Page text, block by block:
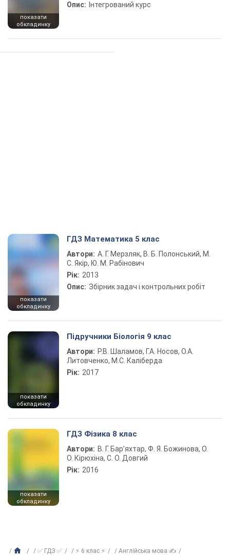
показати
обкладинку
Опис: Інтегрований курс
показати
обкладинку
ГДЗ Математика 5 клас
Автори: А. Г. Мерзляк, В. Б. Полонський, М.
С. Якір, Ю. М. Рабінович
Рік: 2013
Опис: Збірник задач і контрольних робіт
показати
обкладинку
Підручники Біологія 9 клас
Автори: Р.В. Шаламов, Г.А. Носов, О.А.
Литовченко, М.С. Каліберда
Рік: 2017
показати
обкладинку
ГДЗ Фізика 8 клас
Автори: В. Г. Бар’яхтар, Ф. Я. Божинова, О.
О. Кірюхіна, С. О. Довгий
Рік: 2016
✅ ГДЗ ✅ ⚡ 6 клас ⚡
Англійська мова ✍